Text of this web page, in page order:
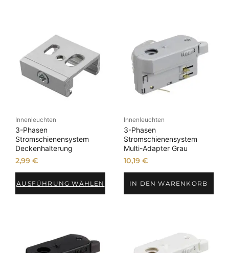
werden
Innenleuchten
3-Phasen
Stromschienensystem
Deckenhalterung
2,99€
AUSFÜHRUNG WÄHLEN
Innenleuchten
3-Phasen
Stromschienensystem
Multi-Adapter Grau
10,19 €
IN DEN WARENKORB